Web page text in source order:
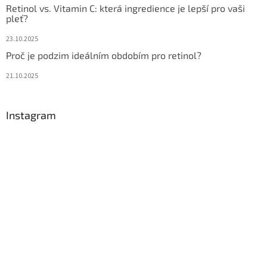
Retinol vs. Vitamin C: která ingredience je lepší pro vaši
pleť?
23.10.2025
Proč je podzim ideálním obdobím pro retinol?
21.10.2025
Instagram